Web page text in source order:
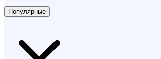
Популярные